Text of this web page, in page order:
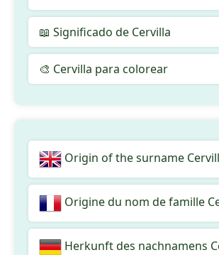
📖 Significado de Cervilla
🎨 Cervilla para colorear
Origin of the surname
Origine du nom de famille
Herkunft des nachnamens